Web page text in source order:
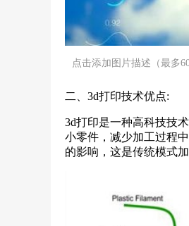
点击添加图片描述（最多60
二、3d打印技术优点:
3d打印是一种高科技技
小零件，减少加工过程
的影响，这是传统模式